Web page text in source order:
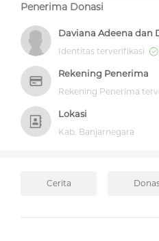
Penerima Donasi
Daviana Adeena dan
Identitas terverifikasi
Rekening Penerima
Rekening Penerima
Lokasi
Kab. Banjarnegara
Cerita